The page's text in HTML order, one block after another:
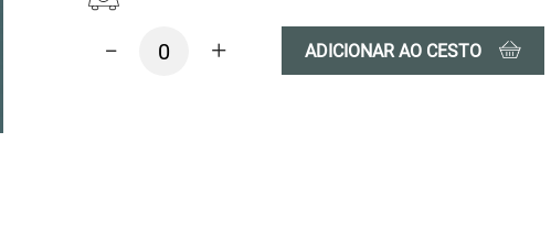
- + ADICIONAR AO CESTO